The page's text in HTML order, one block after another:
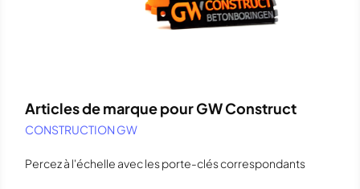
Articles de marque pour GW Construct
CONSTRUCTION GW
Percez à l'échelle avec les porte-clés correspondants